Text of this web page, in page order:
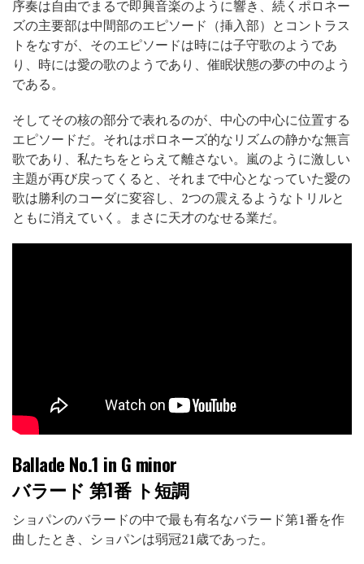
序奏は自由でまるで即興音楽のように響き、続くポロネー
ズの主要部は中間部のエピソード（挿入部）とコントラス
トをなすが、そのエピソードは時には子守歌のようであ
り、時には愛の歌のようであり、催眠状態の夢の中のよう
である。
そしてその核の部分で表れるのが、中心の中心に位置する
エピソードだ。それはポロネーズ的なリズムの静かな無言
歌であり、私たちをとらえて離さない。嵐のように激しい
主題が再び戻ってくると、それまで中心となっていた愛の
歌は勝利のコーダに変容し、2つの震えるようなトリルと
ともに消えていく。まさに天才のなせる業だ。
Ballade No.1 in G minor
バラード 第1番 ト短調
ショパンのバラードの中で最も有名なバラード第1番を作
曲したとき、ショパンは弱冠21歳であった。